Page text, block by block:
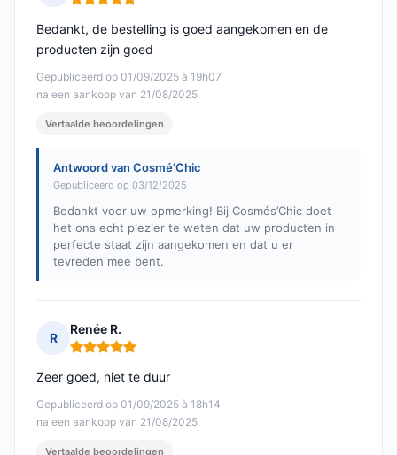
Opmerking: 5 van 5
Gepubliceerd op 01/09/2025 à 19h07
na een aankoop van 21/08/2025
Bedankt, de bestelling is goed aangekomen en de
producten zijn goed
Vertaalde beoordelingen
Antwoord van Cosmé’Chic
Gepubliceerd op 03/12/2025
Bedankt voor uw opmerking! Bij Cosmés’Chic doet
het ons echt plezier te weten dat uw producten in
perfecte staat zijn aangekomen en dat u er
tevreden mee bent.
R
Renée R.
Opmerking: 5 van 5
Gepubliceerd op 01/09/2025 à 18h14
na een aankoop van 21/08/2025
Zeer goed, niet te duur
Vertaalde beoordelingen